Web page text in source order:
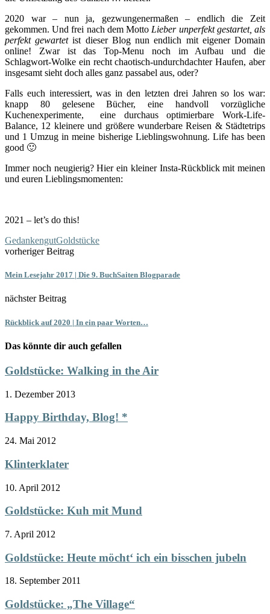
2020 war – nun ja, gezwungenermaßen – endlich die Zeit
gekommen. Und frei nach dem Motto Lieber unperfekt gestartet, als
perfekt gewartetist dieser Blog nun endlich mit eigener Domain
online! Zwar ist das Top-Menu noch im Aufbau und die
Schlagwort-Wolke ein recht chaotisch-undurchdachter Haufen, aber
insgesamt sieht doch alles ganz passabel aus, oder?
Falls euch interessiert, was in den letzten drei Jahren so los war:
knapp 80 gelesene Bücher, eine handvoll vorzügliche
Kuchenexperimente, eine durchaus optimierbare Work-Life-
Balance, 12 kleinere und größere wunderbare Reisen & Städtetrips
und 1 Umzug in meine bisherige Lieblingswohnung. Life has been
good 🙂
Immer noch neugierig? Hier ein kleiner Insta-Rückblick mit meinen
und euren Lieblingsmomenten:
2021 – let’s do this!
GedankengutGoldstücke
vorheriger Beitrag
Mein Lesejahr 2017 | Die 9. BuchSaiten Blogparade
nächster Beitrag
Rückblick auf 2020 | In ein paar Worten…
Das könnte dir auch gefallen
Goldstücke: Walking in the Air
1. Dezember 2013
Happy Birthday, Blog! *
24. Mai 2012
Klinterklater
10. April 2012
Goldstücke: Kuh mit Mund
7. April 2012
Goldstücke: Heute möcht‘ ich ein bisschen jubeln
18. September 2011
Goldstücke: „The Village“